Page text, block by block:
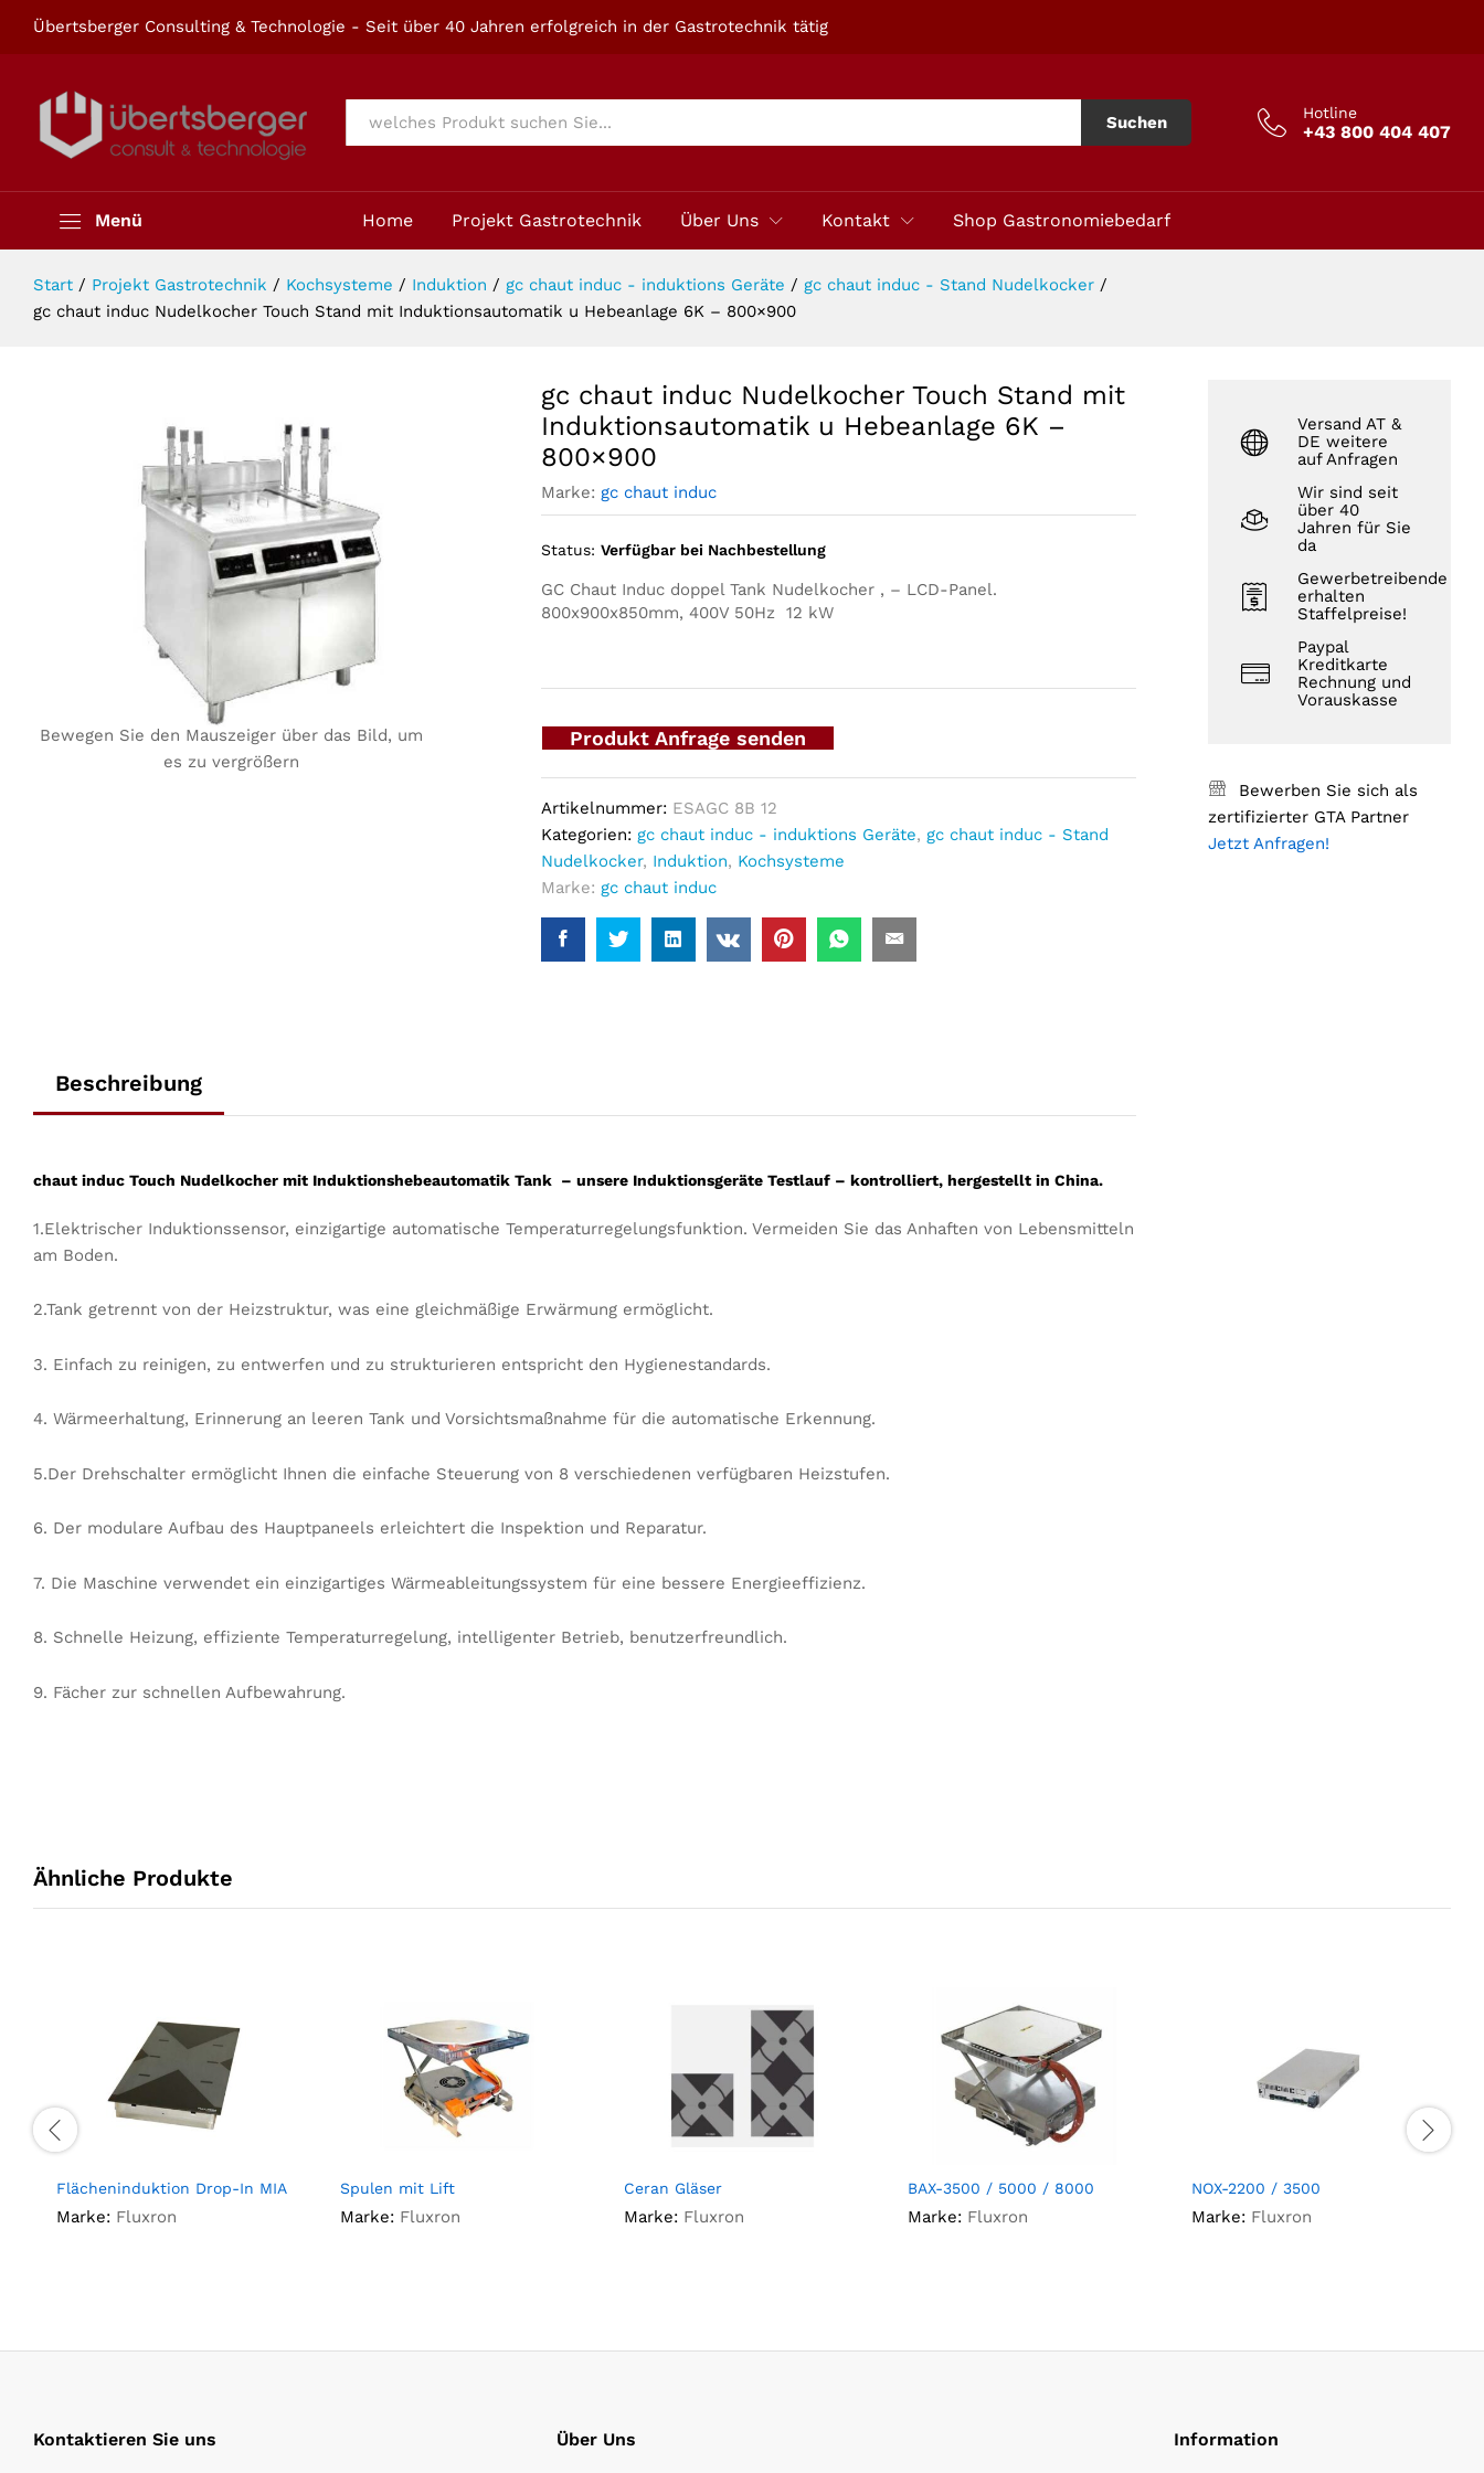
Übertsberger Consulting & Technologie - Seit über 40 Jahren erfolgreich in der Gastrotechnik tätig
Alle Suchen
Hotline
+43 800 404 407
Menü
Austria
Home Projekt Gastrotechnik Über Uns Kontakt Shop Gastronomiebedarf
Start / Projekt Gastrotechnik / Kochsysteme / Induktion / gc chaut induc - induktions Geräte / gc chaut induc - Stand Nudelkocker /
gc chaut induc Nudelkocher Touch Stand mit Induktionsautomatik u Hebeanlage 6K – 800×900
Bewegen Sie den Mauszeiger über das Bild, um
es zu vergrößern
gc chaut induc Nudelkocher Touch Stand mit
Induktionsautomatik u Hebeanlage 6K –
800×900
Marke: gc chaut induc
Status: Verfügbar bei Nachbestellung
GC Chaut Induc doppel Tank Nudelkocher , – LCD-Panel.
800x900x850mm, 400V 50Hz 12 kW
Produkt Anfrage senden
Artikelnummer: ESAGC 8B 12
Kategorien: gc chaut induc - induktions Geräte, gc chaut induc - Stand
Nudelkocker, Induktion, Kochsysteme
Marke: gc chaut induc
Beschreibung
chaut induc Touch Nudelkocher mit Induktionshebeautomatik Tank – unsere Induktionsgeräte Testlauf – kontrolliert, hergestellt in China.
1.Elektrischer Induktionssensor, einzigartige automatische Temperaturregelungsfunktion. Vermeiden Sie das Anhaften von Lebensmitteln
am Boden.
2.Tank getrennt von der Heizstruktur, was eine gleichmäßige Erwärmung ermöglicht.
3. Einfach zu reinigen, zu entwerfen und zu strukturieren entspricht den Hygienestandards.
4. Wärmeerhaltung, Erinnerung an leeren Tank und Vorsichtsmaßnahme für die automatische Erkennung.
5.Der Drehschalter ermöglicht Ihnen die einfache Steuerung von 8 verschiedenen verfügbaren Heizstufen.
6. Der modulare Aufbau des Hauptpaneels erleichtert die Inspektion und Reparatur.
7. Die Maschine verwendet ein einzigartiges Wärmeableitungssystem für eine bessere Energieeffizienz.
8. Schnelle Heizung, effiziente Temperaturregelung, intelligenter Betrieb, benutzerfreundlich.
9. Fächer zur schnellen Aufbewahrung.
Versand AT &
DE weitere
auf Anfragen
Wir sind seit
über 40
Jahren für Sie
da
Gewerbetreibende
erhalten
Staffelpreise!
Paypal
Kreditkarte
Rechnung und
Vorauskasse
Bewerben Sie sich als
zertifizierter GTA Partner
Jetzt Anfragen!
Ähnliche Produkte
Flächeninduktion Drop-In MIA
Marke: Fluxron
Spulen mit Lift
Marke: Fluxron
Ceran Gläser
Marke: Fluxron
BAX-3500 / 5000 / 8000
Marke: Fluxron
NOX-2200 / 3500
Marke: Fluxron
Kontaktieren Sie uns Über Uns Information
Beschreibung